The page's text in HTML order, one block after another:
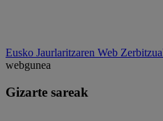
Eusko Jaurlaritzaren Web
webgunea
Gizarte sareak